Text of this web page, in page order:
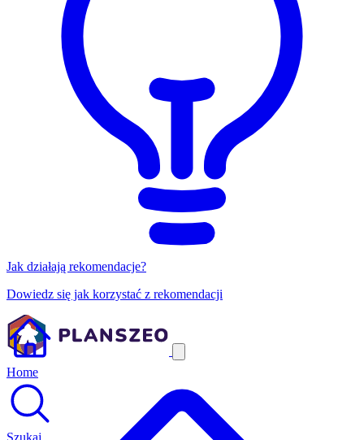
Jak działają rekomendacje?
Dowiedz się jak korzystać z rekomendacji
Home
Szukaj